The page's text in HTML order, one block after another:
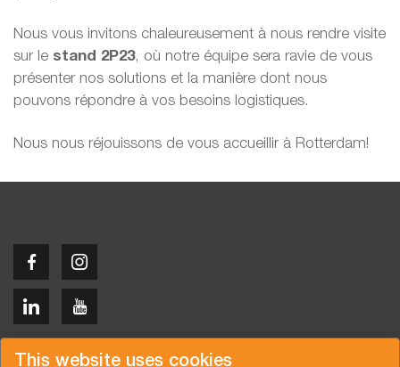
This website uses cookies
Nous vous invitons chaleureusement à nous rendre visite
sur le stand 2P23, où notre équipe sera ravie de vous
présenter nos solutions et la manière dont nous
pouvons répondre à vos besoins logistiques.
Nous nous réjouissons de vous accueillir à Rotterdam!
Copyright © 2026 Van der Vlist